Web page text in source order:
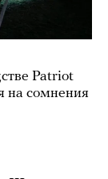
Patriot
на сомнения